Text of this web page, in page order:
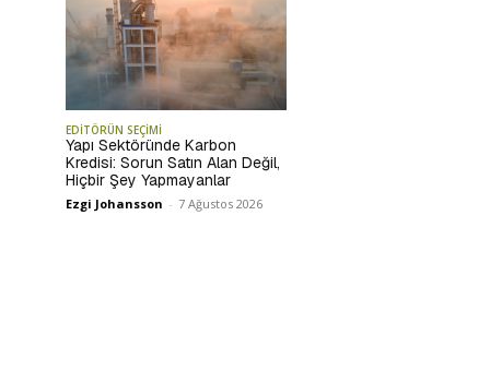
EDİTÖRÜN SEÇİMİ
Yapı Sektöründe Karbon
Kredisi: Sorun Satın Alan Değil,
Hiçbir Şey Yapmayanlar
Ezgi Johansson - 7 Ağustos 2026